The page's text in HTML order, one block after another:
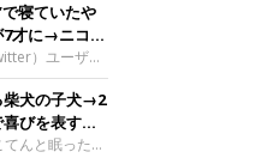
寝ていたや
7才に→ニコニ
力のコに成
）ユーザー
愛犬でウェル
クの神楽ちゃ
いう神楽ちゃ
犬時代を過ご
柴犬の子犬→2
びを表すコ
んと眠った子